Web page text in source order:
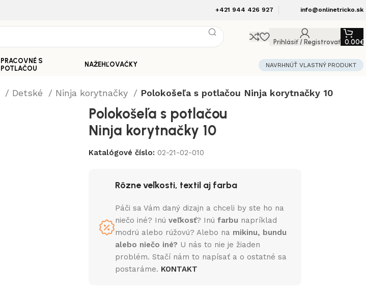
+421 944 426 927 info@onlinetricko.sk
Prihlásiť / Registrovať 0.00€
PRACOVNÉ S
POTLAČOU
NAŽEHĽOVAČKY NAVRHNÚŤ VLASTNÝ PRODUKT
Detské Ninja korytnačky Polokošeľa s potlačou Ninja korytnačky 10
Polokošeľa s potlačou
Ninja korytnačky 10
Katalógové číslo: 02-21-02-010
Rôzne veľkosti, textil aj farba
Páči sa Vám daný dizajn a chceli by ste ho na
niečo iné? Inú veľkosť? Inú farbu napríklad
modrú alebo rúžovú? Alebo na mikinu, bundu
alebo niečo iné? U nás to nie je žiaden
problém. Stačí nám to napísať a o ostatné sa
postaráme. KONTAKT